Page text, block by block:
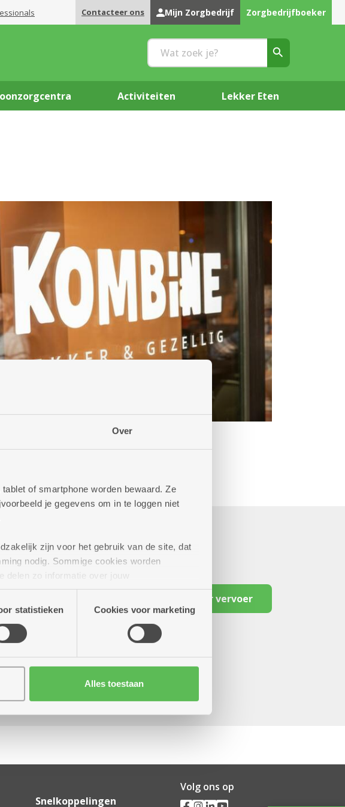
Over
of smartphone worden bewaard. Ze
je gegevens om in te loggen niet
zijn voor het gebruik van de site, dat
nodig. Sommige cookies worden
delen zo informatie over jouw
Deze partners kunnen deze gegevens
statistieken Cookies voor marketing
Alles toestaan
Contacteer ons Mijn Zorgbedrijf Zorgbedrijfboeker
Activiteiten Lekker Eten
Reserveer vervoer
Snelkoppelingen
Volg ons op